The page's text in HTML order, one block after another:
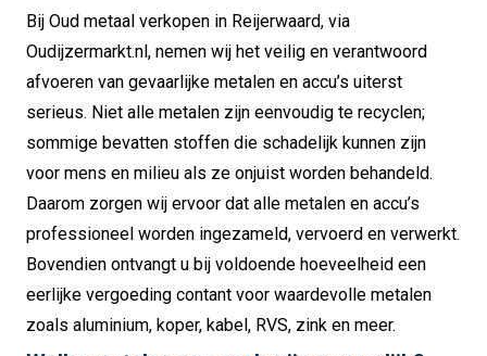
Bij Oud metaal verkopen in Reijerwaard, via
Oudijzermarkt.nl, nemen wij het veilig en verantwoord
afvoeren van gevaarlijke metalen en accu’s uiterst
serieus. Niet alle metalen zijn eenvoudig te recyclen;
sommige bevatten stoffen die schadelijk kunnen zijn
voor mens en milieu als ze onjuist worden behandeld.
Daarom zorgen wij ervoor dat alle metalen en accu’s
professioneel worden ingezameld, vervoerd en verwerkt.
Bovendien ontvangt u bij voldoende hoeveelheid een
eerlijke vergoeding contant voor waardevolle metalen
zoals aluminium, koper, kabel, RVS, zink en meer.